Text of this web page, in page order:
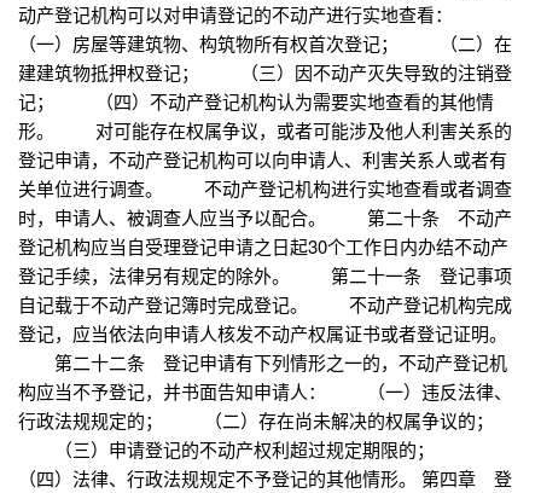
动产登记机构可以对申请登记的不动产进行实地查看：
（一）房屋等建筑物、构筑物所有权首次登记； （二）在
建建筑物抵押权登记； （三）因不动产灭失导致的注销登
记； （四）不动产登记机构认为需要实地查看的其他情
形。 对可能存在权属争议，或者可能涉及他人利害关系的
登记申请，不动产登记机构可以向申请人、利害关系人或者有
关单位进行调查。 不动产登记机构进行实地查看或者调查
时，申请人、被调查人应当予以配合。 第二十条 不动产
登记机构应当自受理登记申请之日起30个工作日内办结不动产
登记手续，法律另有规定的除外。 第二十一条 登记事项
自记载于不动产登记簿时完成登记。 不动产登记机构完成
登记，应当依法向申请人核发不动产权属证书或者登记证明。
第二十二条 登记申请有下列情形之一的，不动产登记机
构应当不予登记，并书面告知申请人： （一）违反法律、
行政法规规定的； （二）存在尚未解决的权属争议的；
（三）申请登记的不动产权利超过规定期限的；
（四）法律、行政法规规定不予登记的其他情形。 第四章 登